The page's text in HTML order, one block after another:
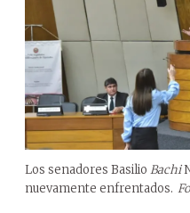
Los senadores Basilio Bachi
nuevamente enfrentados.